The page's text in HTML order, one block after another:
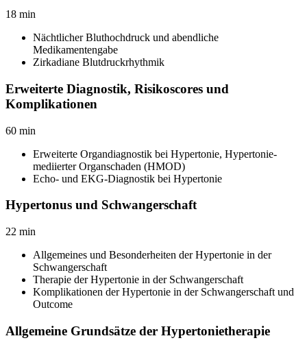
18 min
Nächtlicher Bluthochdruck und abendliche
Medikamentengabe
Zirkadiane Blutdruckrhythmik
Erweiterte Diagnostik, Risikoscores und
Komplikationen
60 min
Erweiterte Organdiagnostik bei Hypertonie, Hypertonie-
mediierter Organschaden (HMOD)
Echo- und EKG-Diagnostik bei Hypertonie
Hypertonus und Schwangerschaft
22 min
Allgemeines und Besonderheiten der Hypertonie in der
Schwangerschaft
Therapie der Hypertonie in der Schwangerschaft
Komplikationen der Hypertonie in der Schwangerschaft und
Outcome
Allgemeine Grundsätze der Hypertonietherapie